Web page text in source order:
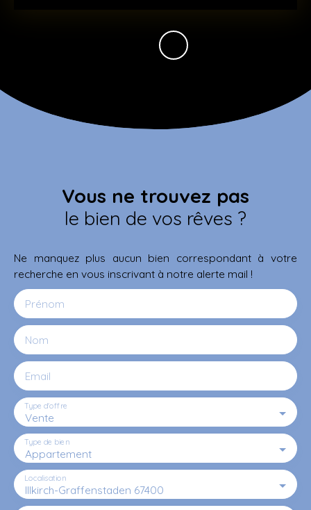
Vous ne trouvez pas
le bien de vos rêves ?
Ne manquez plus aucun bien correspondant à votre
recherche en vous inscrivant à notre alerte mail !
Prénom
Nom
Email
Vente
Type d'offre
Appartement
Type de bien
Illkirch-Graffenstaden 67400
Localisation